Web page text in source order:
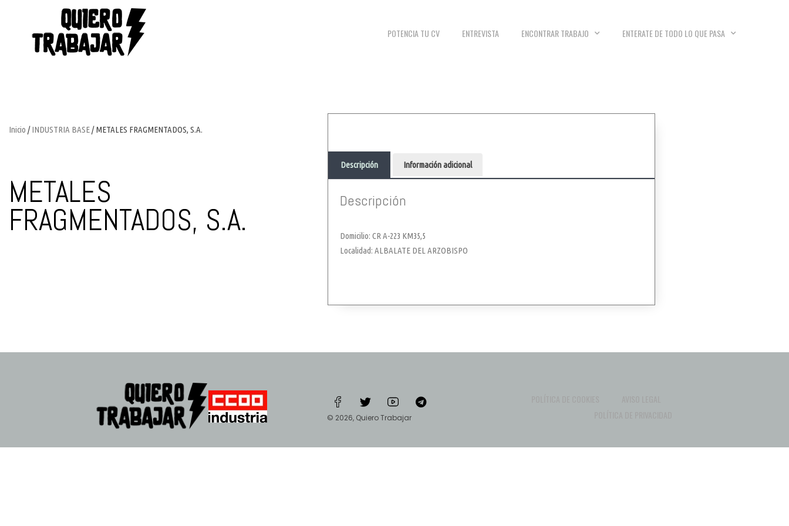
POTENCIA TU CV ENTREVISTA ENCONTRAR TRABAJO ENTERATE DE TODO LO QUE PASA
Inicio /INDUSTRIA BASE/ METALES FRAGMENTADOS, S.A.
METALES
FRAGMENTADOS, S.A.
Descripción Información adicional
Descripción
Domicilio: CR A-223 KM35,5
Localidad: ALBALATE DEL ARZOBISPO
© 2026, Quiero Trabajar